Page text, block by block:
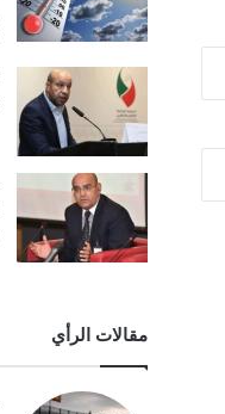
مقالات الرأي